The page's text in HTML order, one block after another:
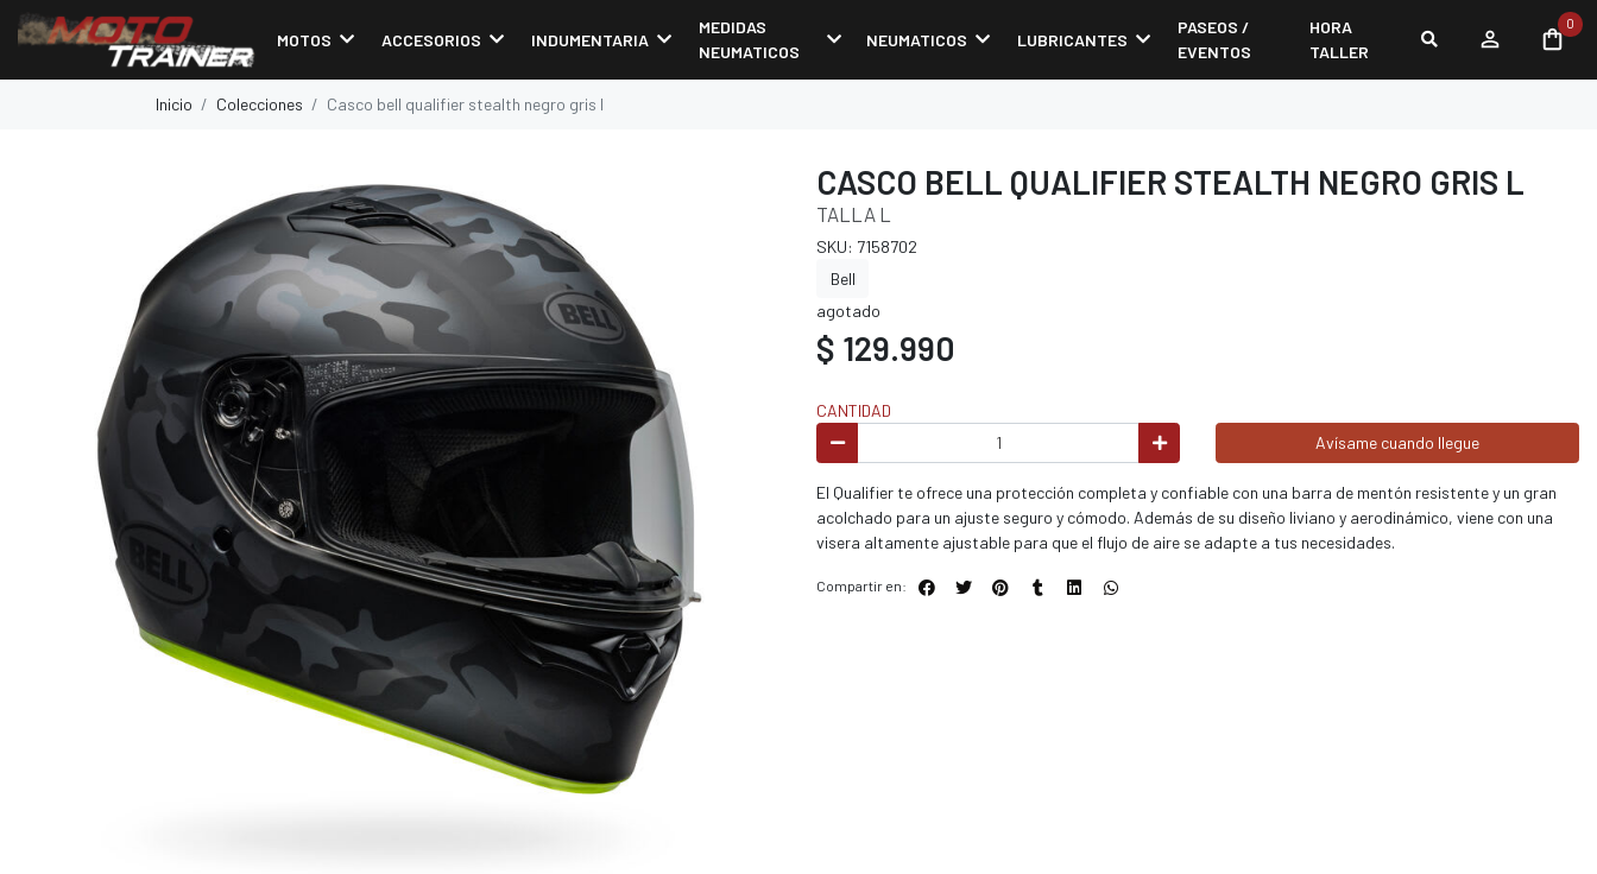
MOTOS ACCESORIOS INDUMENTARIA
MEDIDAS
NEUMATICOS
NEUMATICOS LUBRICANTES
PASEOS /
EVENTOS
HORA
TALLER
0
Inicio Colecciones Casco bell qualifier stealth negro gris l
CASCO BELL QUALIFIER STEALTH NEGRO GRIS L
TALLA L
SKU: 7158702
Bell
agotado
$ 129.990
CANTIDAD
Avísame cuando llegue
El Qualifier te ofrece una protección completa y confiable con una barra de mentón resistente y un gran
acolchado para un ajuste seguro y cómodo. Además de su diseño liviano y aerodinámico, viene con una
visera altamente ajustable para que el flujo de aire se adapte a tus necesidades.
Compartir en: